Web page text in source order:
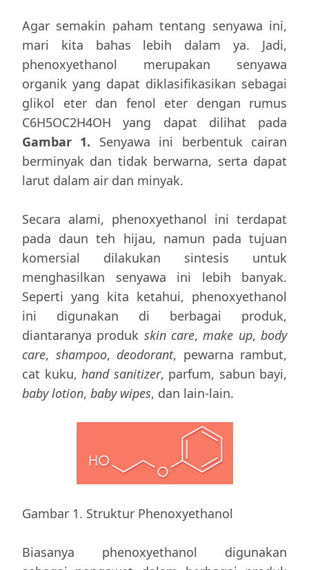
Agar semakin paham tentang senyawa ini,
mari kita bahas lebih dalam ya. Jadi,
phenoxyethanol merupakan senyawa
organik yang dapat diklasifikasikan sebagai
glikol eter dan fenol eter dengan rumus
C6H5OC2H4OH yang dapat dilihat pada
Gambar 1. Senyawa ini berbentuk cairan
berminyak dan tidak berwarna, serta dapat
larut dalam air dan minyak.
Secara alami, phenoxyethanol ini terdapat
pada daun teh hijau, namun pada tujuan
komersial dilakukan sintesis untuk
menghasilkan senyawa ini lebih banyak.
Seperti yang kita ketahui, phenoxyethanol
ini digunakan di berbagai produk,
diantaranya produk skin care,make up,body
care, shampoo, deodorant, pewarna rambut,
cat kuku, hand sanitizer, parfum, sabun bayi,
baby lotion, baby wipes, dan lain-lain.
Gambar 1. Struktur Phenoxyethanol
Biasanya phenoxyethanol digunakan